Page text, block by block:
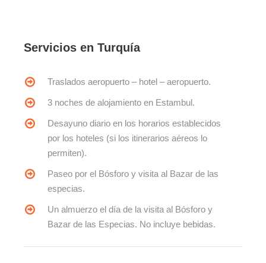
Servicios en Turquía
Traslados aeropuerto – hotel – aeropuerto.
3 noches de alojamiento en Estambul.
Desayuno diario en los horarios establecidos
por los hoteles (si los itinerarios aéreos lo
permiten).
Paseo por el Bósforo y visita al Bazar de las
especias.
Un almuerzo el día de la visita al Bósforo y
Bazar de las Especias. No incluye bebidas.